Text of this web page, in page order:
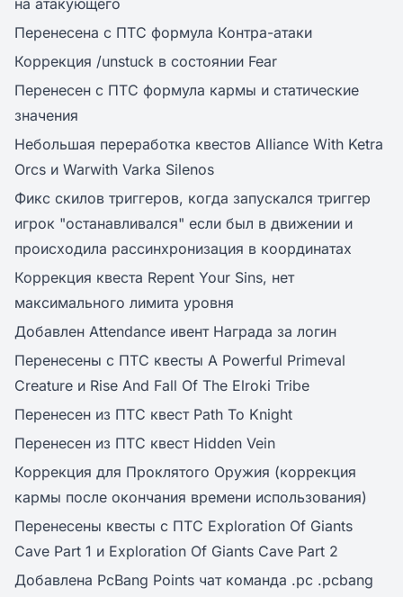
на атакующего
Перенесена с ПТС формула Контра-атаки
Коррекция /unstuck в состоянии Fear
Перенесен с ПТС формула кармы и статические
значения
Небольшая переработка квестов Alliance With Ketra
Orcs и Warwith Varka Silenos
Фикс скилов триггеров, когда запускался триггер
игрок "останавливался" если был в движении и
происходила рассинхронизация в координатах
Коррекция квеста Repent Your Sins, нет
максимального лимита уровня
Добавлен Attendance ивент Награда за логин
Перенесены с ПТС квесты A Powerful Primeval
Creature и Rise And Fall Of The Elroki Tribe
Перенесен из ПТС квест Path To Knight
Перенесен из ПТС квест Hidden Vein
Коррекция для Проклятого Оружия (коррекция
кармы после окончания времени использования)
Перенесены квесты с ПТС Exploration Of Giants
Cave Part 1 и Exploration Of Giants Cave Part 2
Добавлена PcBang Points чат команда .pc .pcbang